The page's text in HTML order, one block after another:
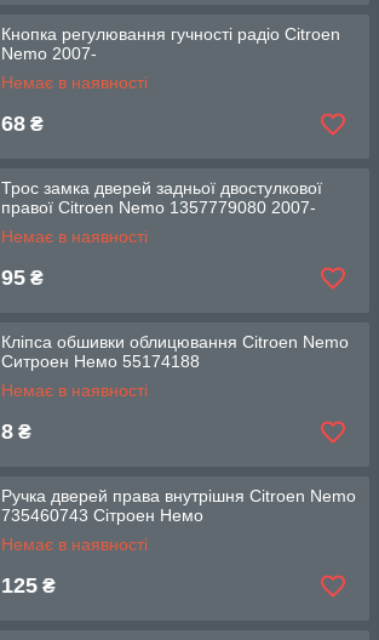
Кнопка регулювання гучності радіо Citroen
Nemo 2007-
Немає в наявності
68 ₴
Трос замка дверей задньої двостулкової
правої Citroen Nemo 1357779080 2007-
Немає в наявності
95 ₴
Кліпса обшивки облицювання Citroen Nemo
Ситроен Немо 55174188
Немає в наявності
8 ₴
Ручка дверей права внутрішня Citroen Nemo
735460743 Сітроен Немо
Немає в наявності
125 ₴